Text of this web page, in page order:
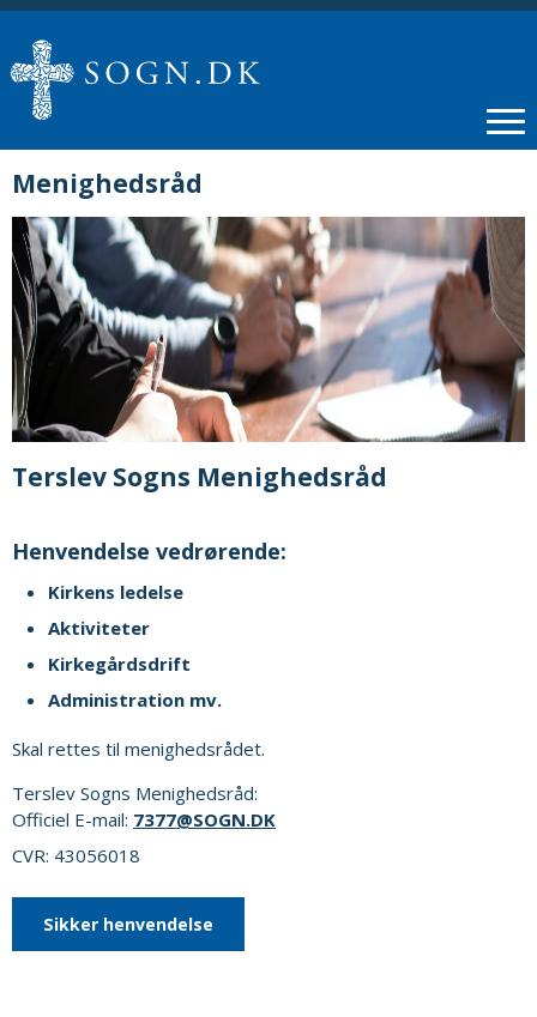
Menighedsråd
Terslev Sogns Menighedsråd
Henvendelse vedrørende:
Kirkens ledelse
Aktiviteter
Kirkegårdsdrift
Administration mv.
Skal rettes til menighedsrådet.
Terslev Sogns Menighedsråd:
Officiel E-mail: 7377@SOGN.DK
CVR: 43056018
Sikker henvendelse